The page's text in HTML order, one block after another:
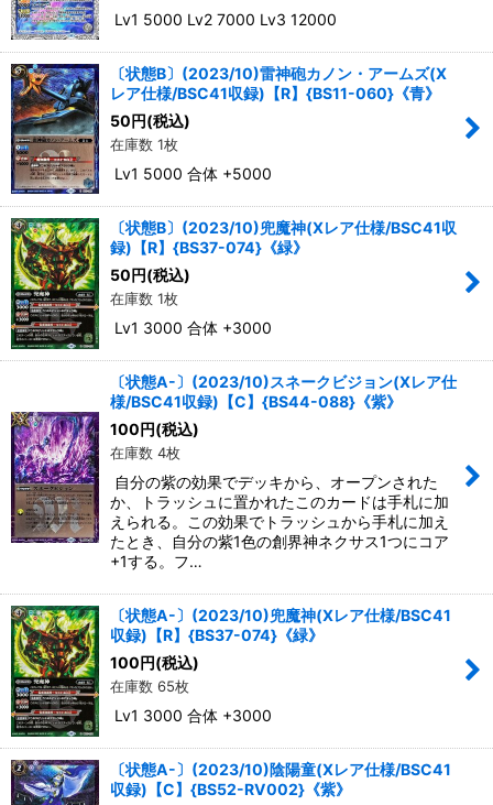
Lv1 5000 Lv2 7000 Lv3 12000
〔状態B〕(2023/10)雷神砲カノン・アームズ(X
レア仕様/BSC41収録)【R】{BS11-060}《青》
50円(税込)
在庫数 1枚
Lv1 5000 合体 +5000
〔状態B〕(2023/10)兜魔神(Xレア仕様/BSC41収
録)【R】{BS37-074}《緑》
50円(税込)
在庫数 1枚
Lv1 3000 合体 +3000
〔状態A-〕(2023/10)スネークビジョン(Xレア仕
様/BSC41収録)【C】{BS44-088}《紫》
100円(税込)
在庫数 4枚
自分の紫の効果でデッキから、オープンされた
か、トラッシュに置かれたこのカードは手札に加
えられる。この効果でトラッシュから手札に加え
たとき、自分の紫1色の創界神ネクサス1つにコア
+1する。フ…
〔状態A-〕(2023/10)兜魔神(Xレア仕様/BSC41
収録)【R】{BS37-074}《緑》
100円(税込)
在庫数 65枚
Lv1 3000 合体 +3000
〔状態A-〕(2023/10)陰陽童(Xレア仕様/BSC41
収録)【C】{BS52-RV002}《紫》